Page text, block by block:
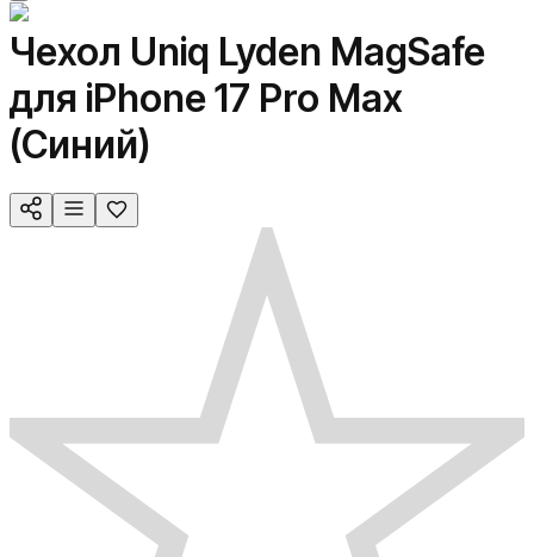
Чехол Uniq Lyden MagSafe
для iPhone 17 Pro Max
(Синий)